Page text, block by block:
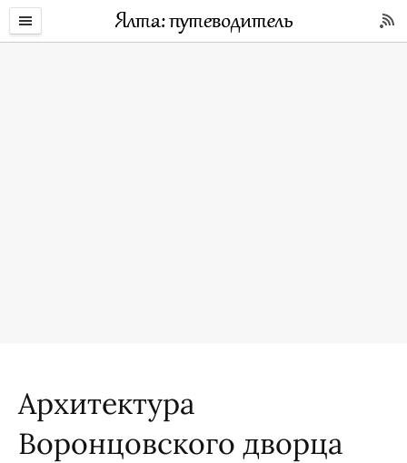
Архитектура
Воронцовского дворца